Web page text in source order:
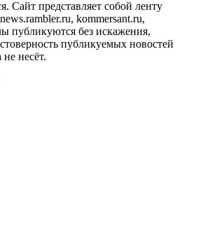
Сайт представляет собой ленту
kommersant.ru,
публикуются без искажения,
публикуемых новостей
несёт.